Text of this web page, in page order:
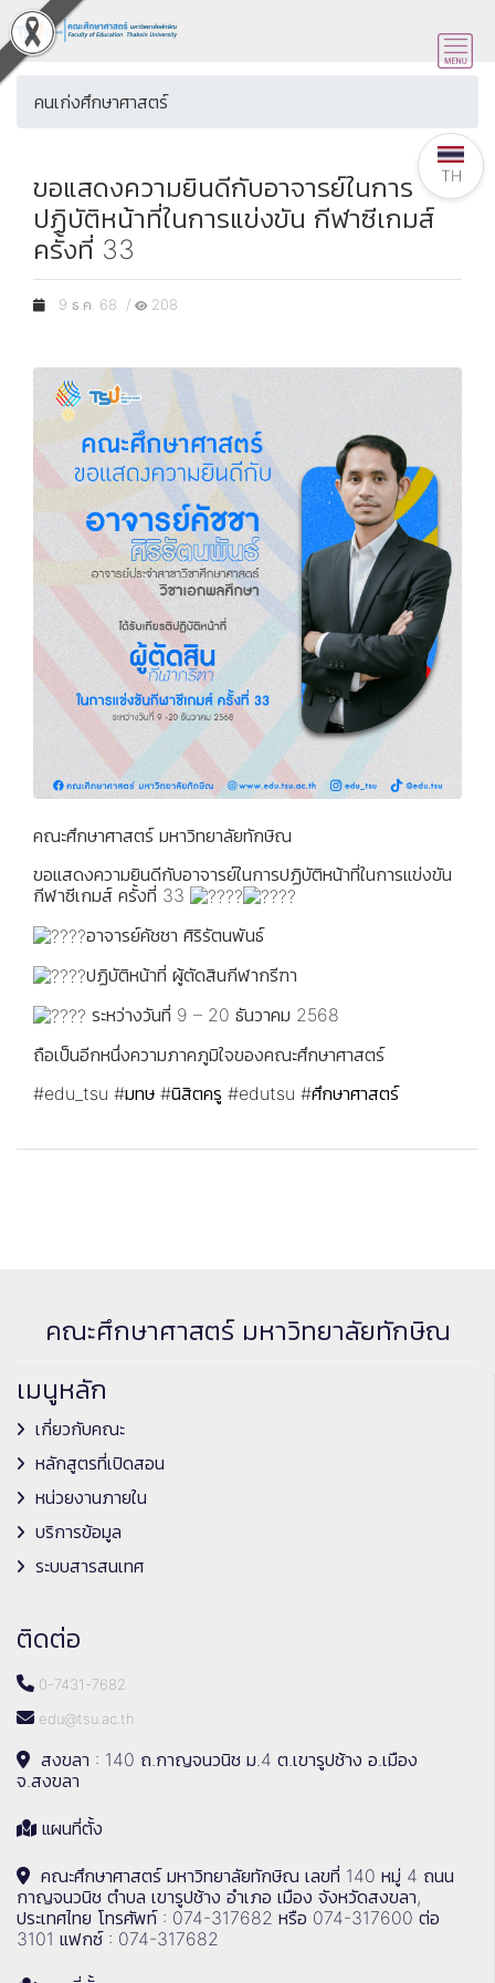
คนเก่งศึกษาศาสตร์
ขอแสดงความยินดีกับอาจารย์ในการ
ปฏิบัติหน้าที่ในการแข่งขัน กีฬาซีเกมส์
ครั้งที่ 33
9 ธ.ค. 68 / 208
คณะศึกษาศาสตร์ มหาวิทยาลัยทักษิณ
ขอแสดงความยินดีกับอาจารย์ในการปฏิบัติหน้าที่ในการแข่งขัน
กีฬาซีเกมส์ ครั้งที่ 33
อาจารย์คัชชา ศิริรัตนพันธ์
ปฏิบัติหน้าที่ ผู้ตัดสินกีฬากรีฑา
ระหว่างวันที่ 9 – 20 ธันวาคม 2568
ถือเป็นอีกหนึ่งความภาคภูมิใจของคณะศึกษาศาสตร์
#edu_tsu #มทษ #นิสิตครู #edutsu #ศึกษาศาสตร์
คณะศึกษาศาสตร์ มหาวิทยาลัยทักษิณ
เมนูหลัก
เกี่ยวกับคณะ
หลักสูตรที่เปิดสอน
หน่วยงานภายใน
บริการข้อมูล
ระบบสารสนเทศ
ติดต่อ
0-7431-7682
edu@tsu.ac.th
สงขลา : 140 ถ.กาญจนวนิช ม.4 ต.เขารูปช้าง อ.เมือง
จ.สงขลา
แผนที่ตั้ง
คณะศึกษาศาสตร์ มหาวิทยาลัยทักษิณ เลขที่ 140 หมู่ 4 ถนน
กาญจนวนิช ตำบล เขารูปช้าง อำเภอ เมือง จังหวัดสงขลา,
ประเทศไทย โทรศัพท์ : 074-317682 หรือ 074-317600 ต่อ
3101 แฟกซ์ : 074-317682
TH